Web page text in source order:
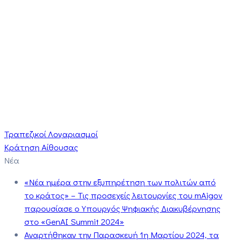
Τραπεζικοί Λογαριασμοί
Κράτηση Αίθουσας
Νέα
«Νέα ημέρα στην εξυπηρέτηση των πολιτών από
το κράτος» – Τις προσεχείς λειτουργίες του mAigov
παρουσίασε ο Υπουργός Ψηφιακής Διακυβέρνησης
στο «GenAI Summit 2024»
Αναρτήθηκαν την Παρασκευή 1η Μαρτίου 2024, τα